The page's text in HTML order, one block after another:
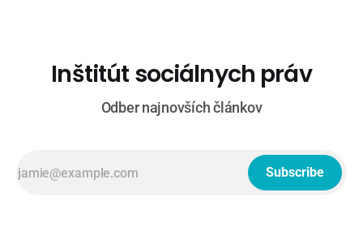
Inštitút sociálnych práv
Odber najnovších článkov
Subscribe